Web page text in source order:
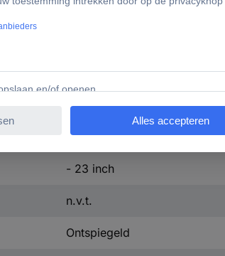
365 mm
(b x h x d) 432 x 365 x 53
5000 g
LED-backlight
- 23 inch
n.v.t.
Ontspiegeld